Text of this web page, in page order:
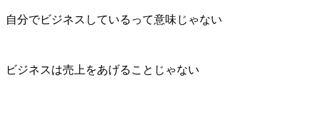
自分でビジネスしているって意味じゃない
ビジネスは売上をあげることじゃない